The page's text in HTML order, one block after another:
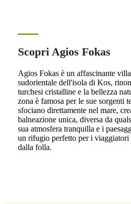
Scopri Agios Fokas
Agios Fokas è un affascinante
sudorientale dell'isola di Kos,
turchesi cristalline e la bellezza
zona è famosa per le sue sorgenti
sfociano direttamente nel mare,
balneazione unica, diversa da
sua atmosfera tranquilla e i
un rifugio perfetto per i
dalla folla.